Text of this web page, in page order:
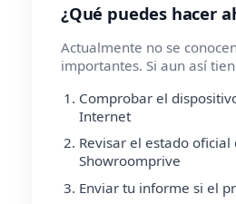
¿Qué puedes hacer
Actualmente no se
importantes. Si aun así
Comprobar el
Internet
Revisar el estado oficial
Showroomprive
Enviar tu informe si el